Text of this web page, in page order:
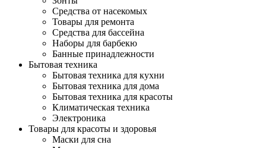
Средства от насекомых
Товары для ремонта
Средства для бассейна
Наборы для барбекю
Банные принадлежности
Бытовая техника
Бытовая техника для кухни
Бытовая техника для дома
Бытовая техника для красоты
Климатическая техника
Электроника
Товары для красоты и здоровья
Маски для сна